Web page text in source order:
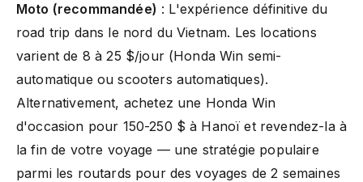
Moto (recommandée) : L'expérience définitive du
road trip dans le nord du Vietnam. Les locations
varient de 8 à 25 $/jour (Honda Win semi-
automatique ou scooters automatiques).
Alternativement, achetez une Honda Win
d'occasion pour 150-250 $ à Hanoï et revendez-la à
la fin de votre voyage — une stratégie populaire
parmi les routards pour des voyages de 2 semaines